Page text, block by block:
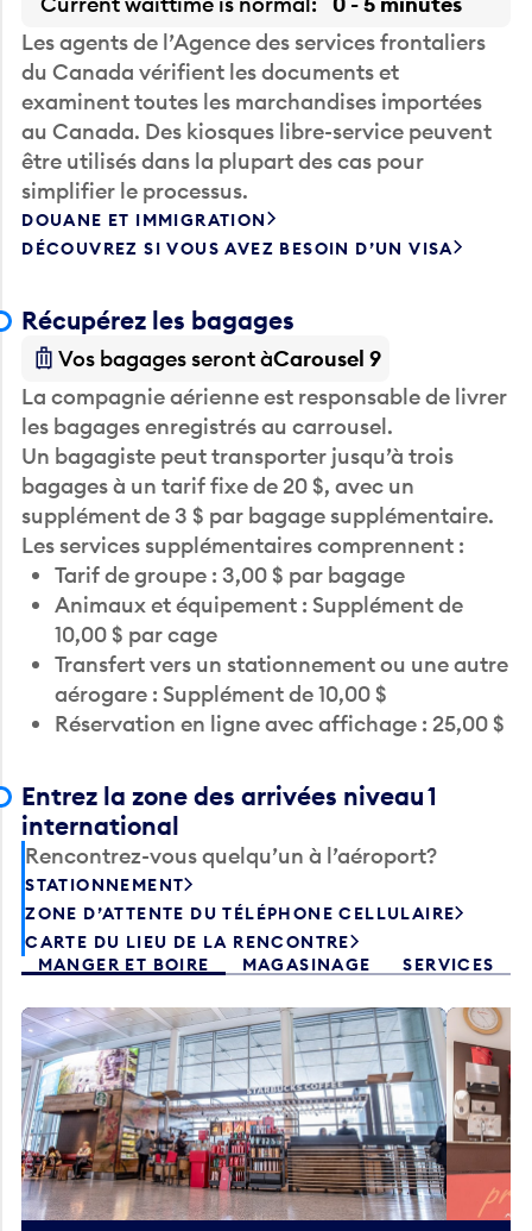
Les agents de l’Agence des services frontaliers
du Canada vérifient les documents et
examinent toutes les marchandises importées
au Canada. Des kiosques libre-service peuvent
être utilisés dans la plupart des cas pour
simplifier le processus.
DOUANE ET IMMIGRATION
DÉCOUVREZ SI VOUS AVEZ BESOIN D’UN VISA
Vos bagages seront àCarousel 9
La compagnie aérienne est responsable de livrer
les bagages enregistrés au carrousel.
Un bagagiste peut transporter jusqu’à trois
bagages à un tarif fixe de 20 $, avec un
supplément de 3 $ par bagage supplémentaire.
Les services supplémentaires comprennent :
Tarif de groupe : 3,00 $ par bagage
Animaux et équipement : Supplément de
10,00 $ par cage
Transfert vers un stationnement ou une autre
aérogare : Supplément de 10,00 $
Réservation en ligne avec affichage : 25,00 $
international
Rencontrez-vous quelqu’un à l’aéroport?
STATIONNEMENT
ZONE D’ATTENTE DU TÉLÉPHONE CELLULAIRE
CARTE DU LIEU DE LA RENCONTRE
MANGER ET BOIRE
MAGASINAGE